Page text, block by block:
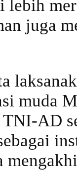
lebih
juga
muda
AD